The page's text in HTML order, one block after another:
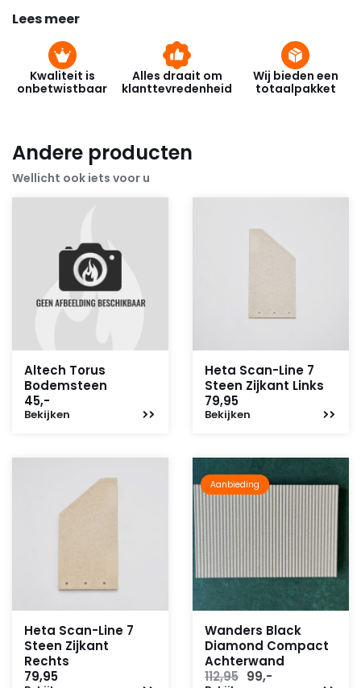
Lees meer
Kwaliteit is
onbetwistbaar
Alles draait om
klanttevredenheid
Wij bieden een
totaalpakket
Andere producten
Wellicht ook iets voor u
Altech Torus
Bodemsteen
45,-
Bekijken
Heta Scan-Line 7
Steen Zijkant Links
79,95
Bekijken
Heta Scan-Line 7
Steen Zijkant
Rechts
79,95
Aanbieding
Wanders Black
Diamond Compact
Achterwand
112,95 Oorspronkelijke
99,-